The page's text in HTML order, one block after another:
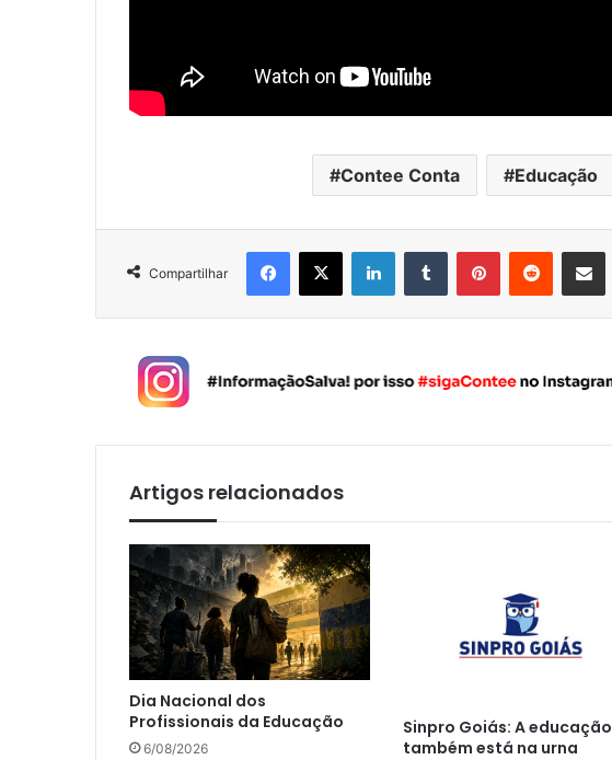
Contee Conta Educação
Compartilhar
Artigos relacionados
Dia Nacional dos
Profissionais da Educação
6/08/2026
Sinpro Goiás: A educação
também está na urna